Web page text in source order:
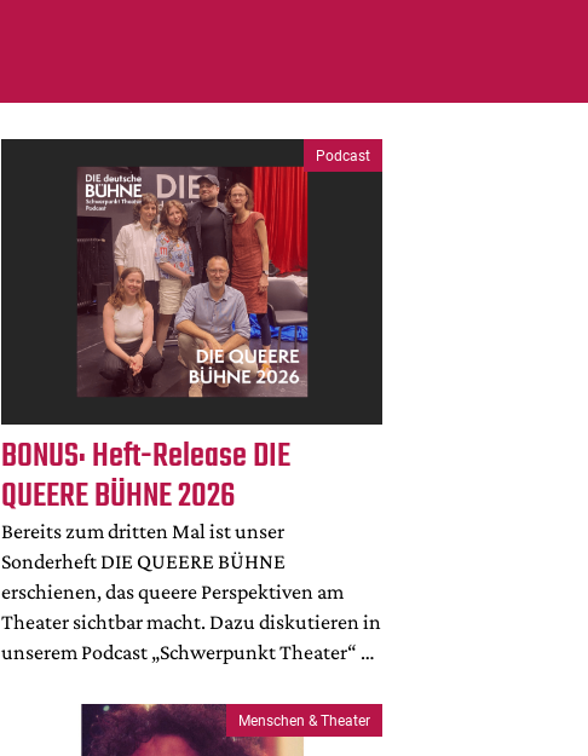
Podcast
BONUS: Heft-Release DIE
QUEERE BÜHNE 2026
Bereits zum dritten Mal ist unser
Sonderheft DIE QUEERE BÜHNE
erschienen, das queere Perspektiven am
Theater sichtbar macht. Dazu diskutieren in
unserem Podcast „Schwerpunkt Theater“ …
Menschen & Theater